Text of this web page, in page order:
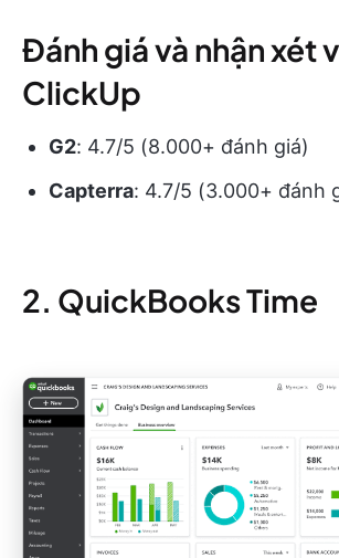
Đánh giá và nhận xét
ClickUp
G2: 4.7/5 (8.000+ đánh giá)
Capterra: 4.7/5 (3.000+ đánh
2. QuickBooks Time